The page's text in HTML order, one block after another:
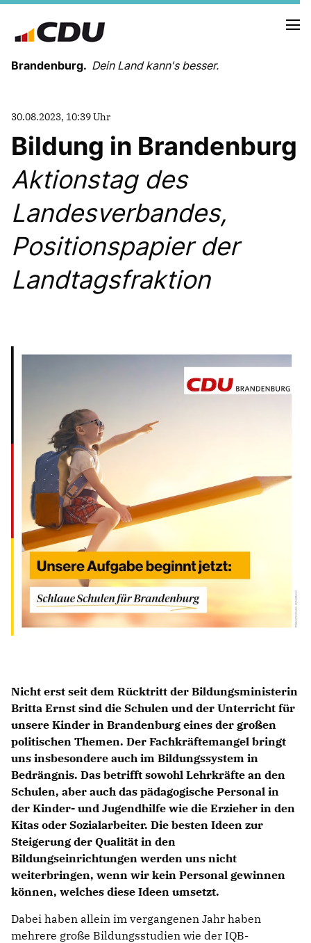
Brandenburg. Dein Land kann's besser.
LANDESVORSTAND
LANDESGESCHÄFTSSTELLE
ORGANISATION
KREISVERBÄNDE
VEREINIGUNGEN UND SONDERORGANISATIONEN
LANDESFACHAUSSCHÜSSE
SATZUNG
PARTEIGESCHICHTE
IM LANDTAG
IM BUNDESTAG
IM EUROPÄISCHEN PARLAMENT
NEWSLETTER ABONNIEREN
WICHTIGE BESCHLÜSSE DER CDU BRANDENBURG
75 JAHRE CDU BRANDENBURG
SPENDEN
Mitglied werden
30.08.2023, 10:39 Uhr
Bildung in Brandenburg
Aktionstag des
Landesverbandes,
Positionspapier der
Landtagsfraktion
Nicht erst seit dem Rücktritt der Bildungsministerin
Britta Ernst sind die Schulen und der Unterricht für
unsere Kinder in Brandenburg eines der großen
politischen Themen. Der Fachkräftemangel bringt
uns insbesondere auch im Bildungssystem in
Bedrängnis. Das betrifft sowohl Lehrkräfte an den
Schulen, aber auch das pädagogische Personal in
der Kinder- und Jugendhilfe wie die Erzieher in den
Kitas oder Sozialarbeiter. Die besten Ideen zur
Steigerung der Qualität in den
Bildungseinrichtungen werden uns nicht
weiterbringen, wenn wir kein Personal gewinnen
können, welches diese Ideen umsetzt.
Dabei haben allein im vergangenen Jahr haben
mehrere große Bildungsstudien wie der IQB-